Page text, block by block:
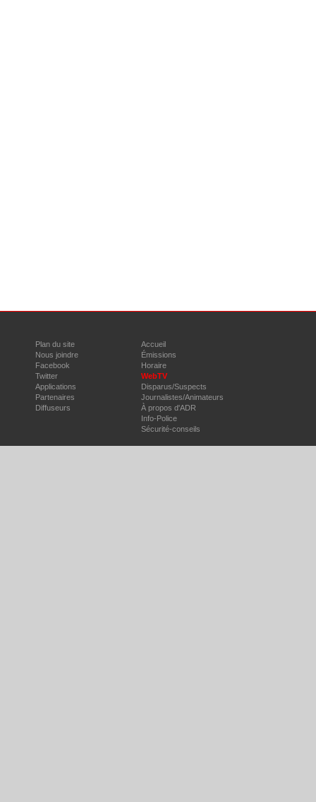
Plan du site
Nous joindre
Facebook
Twitter
Applications
Partenaires
Diffuseurs
Accueil
Émissions
Horaire
WebTV
Disparus/Suspects
Journalistes/Animateurs
À propos d'ADR
Info-Police
Sécurité-conseils